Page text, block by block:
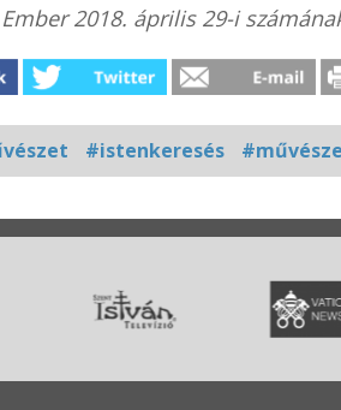
2018. április 29-i
#istenkeresés